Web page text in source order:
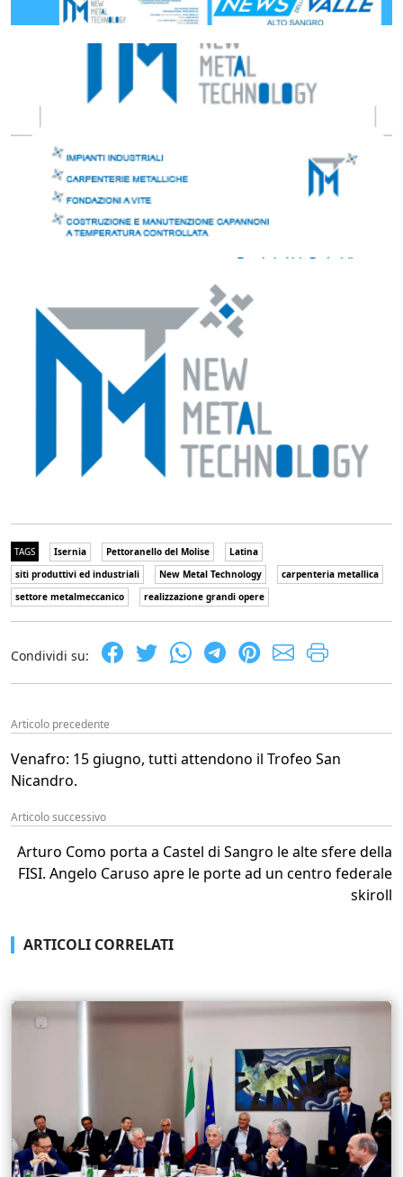
TAGS Isernia Pettoranello del Molise
Latina
siti produttivi ed industriali
New Metal Technology
carpenteria metallica
settore metalmeccanico
realizzazione grandi opere
Condividi su:
Articolo precedente
Venafro: 15 giugno, tutti attendono il Trofeo San
Nicandro.
Articolo successivo
Arturo Como porta a Castel di Sangro le alte sfere della
FISI. Angelo Caruso apre le porte ad un centro federale
skiroll
ARTICOLI CORRELATI